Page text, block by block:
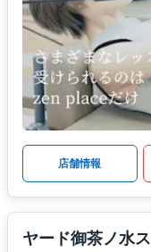
店舗情報
ヤード御茶ノ水